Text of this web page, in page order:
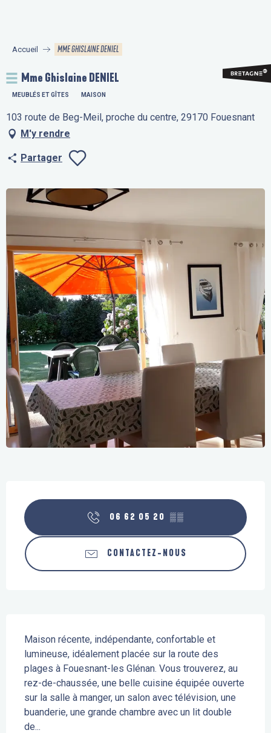
principal
Accueil MME GHISLAINE DENIEL
Mme Ghislaine DENIEL
MEUBLÉS ET GÎTES MAISON
103 route de Beg-Meil, proche du centre, 29170 Fouesnant
M'y rendre
Partager
06 62 05 20 ▒▒
CONTACTEZ-NOUS
Maison récente, indépendante, confortable et
lumineuse, idéalement placée sur la route des
plages à Fouesnant-les Glénan. Vous trouverez, au
rez-de-chaussée, une belle cuisine équipée ouverte
sur la salle à manger, un salon avec télévision, une
buanderie, une grande chambre avec un lit double
de...